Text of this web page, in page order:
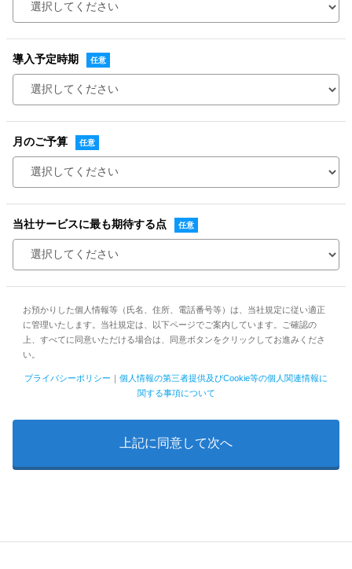
導入予定時期
月のご予算
当社サービスに最も期待する点
お預かりした個人情報等（氏名、住所、電話番号等）は、当社規定に従い適正
に管理いたします。当社規定は、以下ページでご案内しています。ご確認の
上、すべてに同意いただける場合は、同意ボタンをクリックしてお進みくださ
い。
プライバシーポリシー
個人情報の第三者提供及びCookie等の個人関連情報に
関する事項について